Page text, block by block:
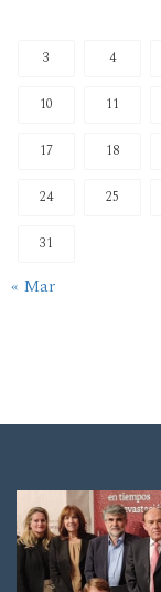
3 4
10 11
17 18
24 25
31
« Mar